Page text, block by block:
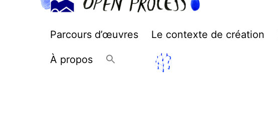
Open
Parcours d’œuvres Le contexte de création
À propos